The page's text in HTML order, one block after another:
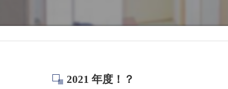
2021 年度！？